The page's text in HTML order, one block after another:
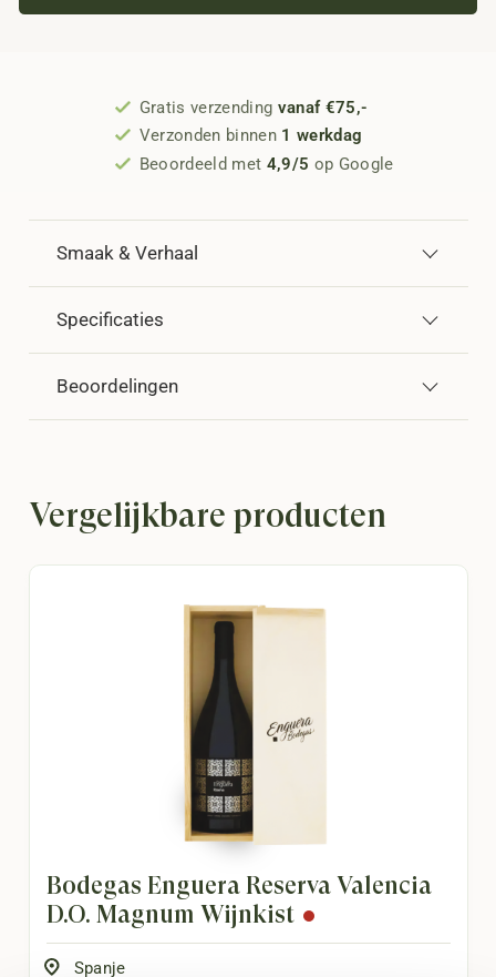
Gratis verzending vanaf €75,-
Verzonden binnen 1 werkdag
Beoordeeld met 4,9/5 op Google
Smaak & Verhaal
Specificaties
Beoordelingen
Vergelijkbare producten
Bodegas Enguera Reserva Valencia
D.O. Magnum Wijnkist
Spanje